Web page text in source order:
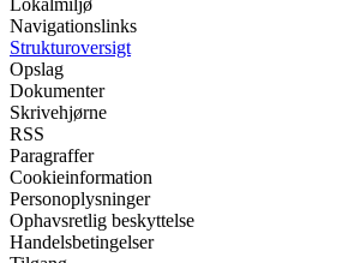
Lokalmiljø
Navigationslinks
Strukturoversigt
Opslag
Dokumenter
Skrivehjørne
RSS
Paragraffer
Cookieinformation
Personoplysninger
Ophavsretlig beskyttelse
Handelsbetingelser